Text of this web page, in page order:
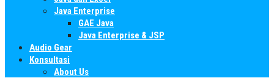
Java Enterprise
GAE Java
Java Enterprise & JSP
Audio Gear
Konsultasi
About Us